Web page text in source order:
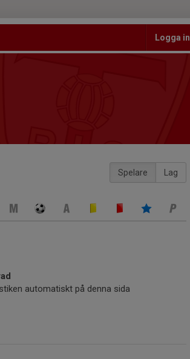
Logga in
Spelare Lag
automatiskt på denna sida